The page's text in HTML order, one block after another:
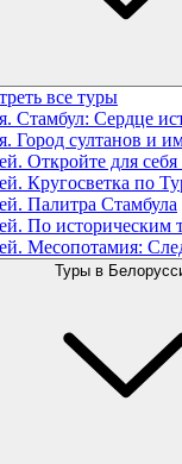
все туры
Стамбул: Сердце
Город султанов и
Откройте для
Кругосветка по
Палитра Стамбула
По историческим
Месопотамия:
Туры в